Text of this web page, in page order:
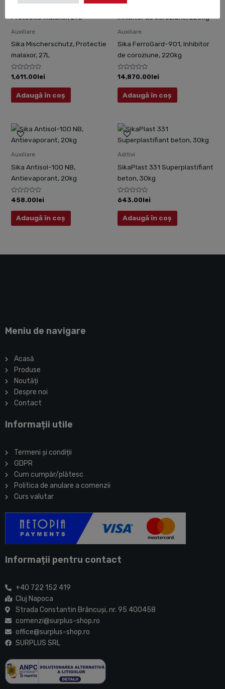
Auxiliare
Sika Mischerschutz, Protectie
malaxor, 27L
Evaluat
la
0
din
1,611.00lei
Adaugă în coș
Auxiliare
Sika FerroGard-901, Inhibitor
de coroziune, 220kg
Evaluat
la
0
din
14,870.00lei
Adaugă în coș
Auxiliare
Sika Antisol-100 NB,
Antievaporant, 20kg
Evaluat
la
0
din
458.00lei
Adaugă în coș
Aditivi
SikaPlast 331 Superplastifiant
beton, 30kg
Evaluat
la
0
din
643.00lei
Adaugă în coș
Meniu de navigare
Acasă
Produse
Noutăți
Despre noi
Contact
Informații utile
Termeni și condiții
GDPR
Cum cumpăr/plătesc
Politica de anulare a comenzii
Curs valutar
Informații pentru contact
+40 722 152 419
Cluj Napoca
Strada Constantin Brâncuşi, nr. 95 400458
comenzi@surplus-shop.ro
office@surplus-shop.ro
SURPLUS SRL